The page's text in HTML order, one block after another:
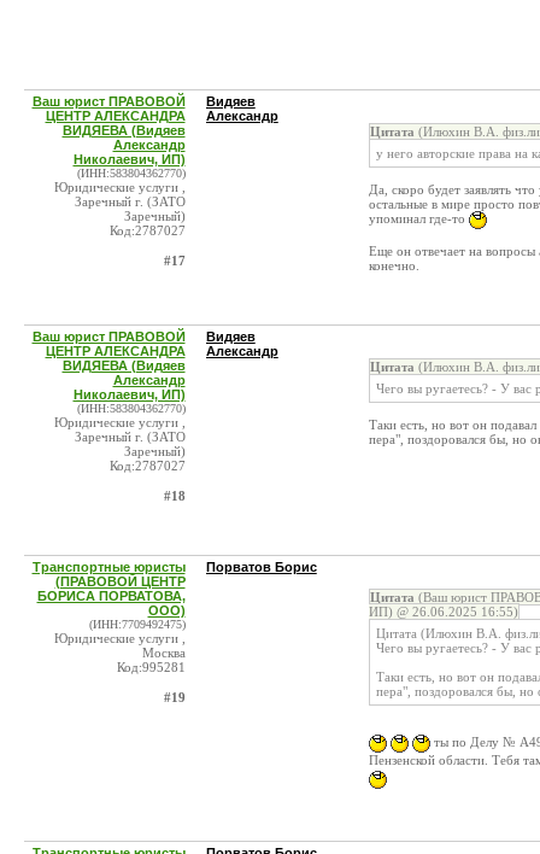
Ваш юрист ПРАВОВОЙ
ЦЕНТР АЛЕКСАНДРА
ВИДЯЕВА (Видяев
Александр
Николаевич, ИП)
(ИНН:583804362770)
Юридические услуги ,
Заречный г. (ЗАТО
Заречный)
Код:2787027
#17
Видяев
Александр
Цитата (Илюхин В.А.
у него авторские права
Да, скоро будет заявлять
остальные в мире просто
упоминал где-то
Еще он отвечает на
конечно.
Ваш юрист ПРАВОВОЙ
ЦЕНТР АЛЕКСАНДРА
ВИДЯЕВА (Видяев
Александр
Николаевич, ИП)
(ИНН:583804362770)
Юридические услуги ,
Заречный г. (ЗАТО
Заречный)
Код:2787027
#18
Видяев
Александр
Цитата (Илюхин В.А.
Чего вы ругаетесь? - У вас
Таки есть, но вот он
пера", поздоровался бы, но
Транспортные юристы
(ПРАВОВОЙ ЦЕНТР
БОРИСА ПОРВАТОВА,
ООО)
(ИНН:7709492475)
Юридические услуги ,
Москва
Код:995281
#19
Порватов Борис
Цитата (Ваш юрист
ИП) @ 26.06.2025 16:55)
Цитата (Илюхин В.А.
Чего вы ругаетесь? - У вас
Таки есть, но вот он
пера", поздоровался бы,
ты по Делу №
Пензенской области. Тебя